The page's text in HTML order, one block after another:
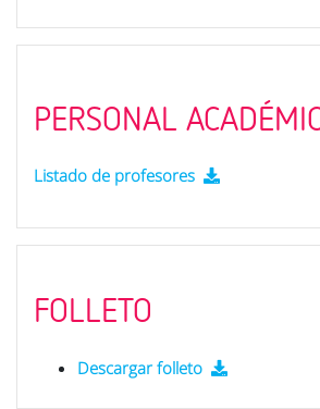
PERSONAL
Listado de profesores
FOLLETO
Descargar folleto